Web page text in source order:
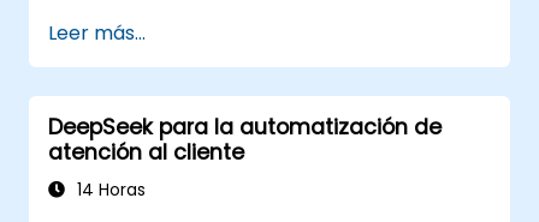
Generar informes financieros con mayor
eficiencia mediante IA.
Integrar DeepSeek IA en los flujos de
trabajo financieros existentes.
Leer más...
DeepSeek para la automatización de
atención al cliente
14 Horas